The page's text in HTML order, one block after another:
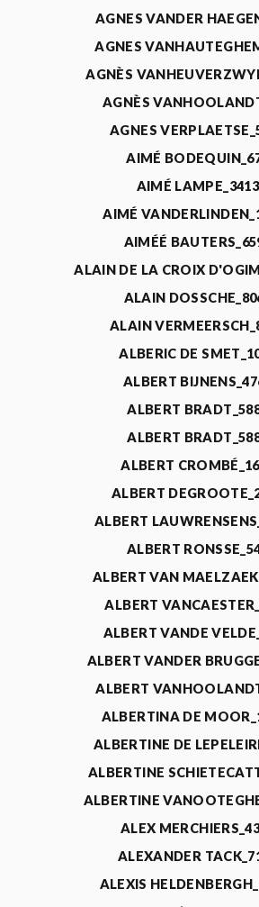
AGNES VANDER
AGNES
AGNÈS
AGNÈS
AGNES
AIMÉ
AIMÉ
AIMÉ
AIMÉÉ
ALAIN DE LA CROIX
ALAIN
ALAIN
ALBERIC DE
ALBERT
ALBERT
ALBERT
ALBERT
ALBERT
ALBERT
ALBERT
ALBERT VAN
ALBERT
ALBERT VANDE
ALBERT VANDER
ALBERT
ALBERTINA DE
ALBERTINE DE
ALBERTINE
ALBERTINE
ALEX
ALEXANDER
ALEXIS